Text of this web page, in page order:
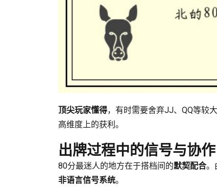
顶尖玩家懂得，有时需要舍弃JJ、QQ等较
高维度上的获利。
出牌过程中的信号与协作
80分最迷人的地方在于搭档间的默契配合。
非语言信号系统。